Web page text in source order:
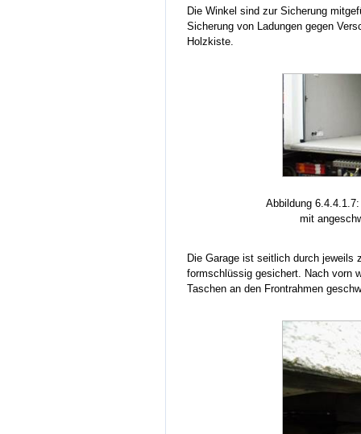
Die Winkel sind zur Sicherung
Sicherung von Ladungen gegen
Holzkiste.
Abbildung
mit
Die Garage ist seitlich durch jeweils
formschlüssig gesichert. Nach vorn
Taschen an den Frontrahmen